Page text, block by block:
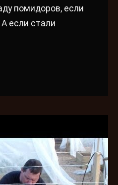
помидоров, если
если стали